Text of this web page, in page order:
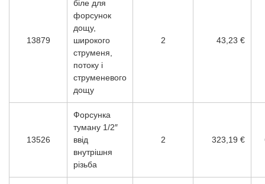
13879
біле для
форсунок
дощу,
широкого
струменя,
потоку і
струменевого
дощу
2 43,23 €
13526
Форсунка
туману 1/2″
ввід
внутрішня
різьба
2 323,19 €